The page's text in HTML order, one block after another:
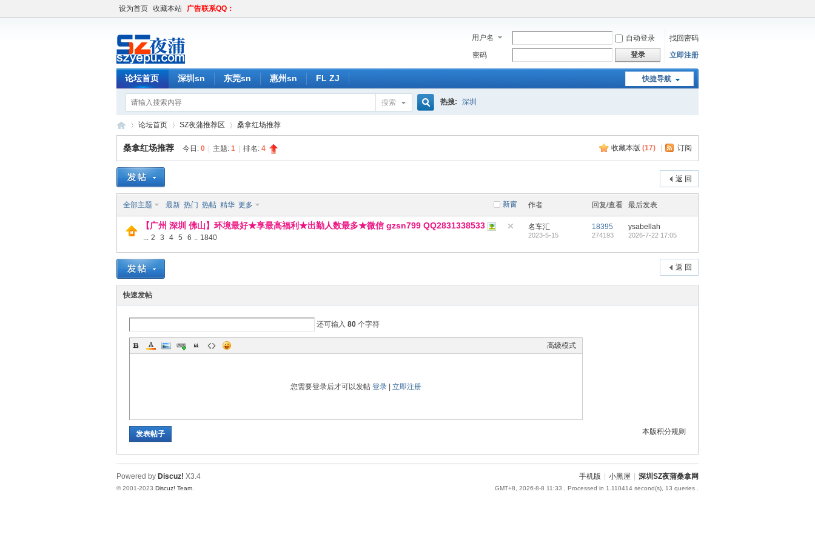
设为首页 收藏本站 广告联系QQ：
用户名 自动登录
找回密码
密码
登录 立即注册
快捷导航
论坛首页 深圳sn 东莞sn 惠州sn FL ZJ
搜索 热搜: 深圳
»
论坛首页 SZ夜蒲推荐区 桑拿红场推荐
收藏本版 (17) 订阅
桑拿红场推荐 今日: 0 主题: 1 排名: 4
返 回
新窗
全部主题 最新 热门 热帖 精华 更多 作者 回复/查看 最后发表
【广州 深圳 佛山】环境最好★享最高福利★出勤人数最多★微信 gzsn799 QQ2831338533
... 2 3 4 5 6 .. 1840
名车汇
2023-5-15
18395
274193
ysabellah
2026-7-22 17:05
返 回
快速发帖
还可输入 80 个字符
高级模式
您需要登录后才可以发帖 登录 立即注册
本版积分规则
发表帖子
手机版 小黑屋 深圳SZ夜蒲桑拿网
GMT+8, 2026-8-8 11:33 , Processed in 1.110414 second(s), 13 queries .
Powered by Discuz! X3.4
© 2001-2023 Discuz! Team